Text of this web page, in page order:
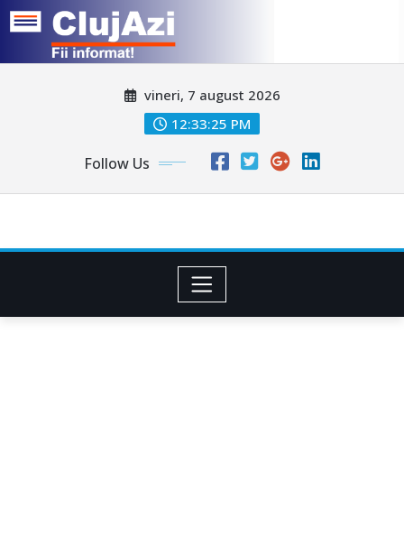
vineri, 7 august 2026
12:33:28 PM
Follow Us